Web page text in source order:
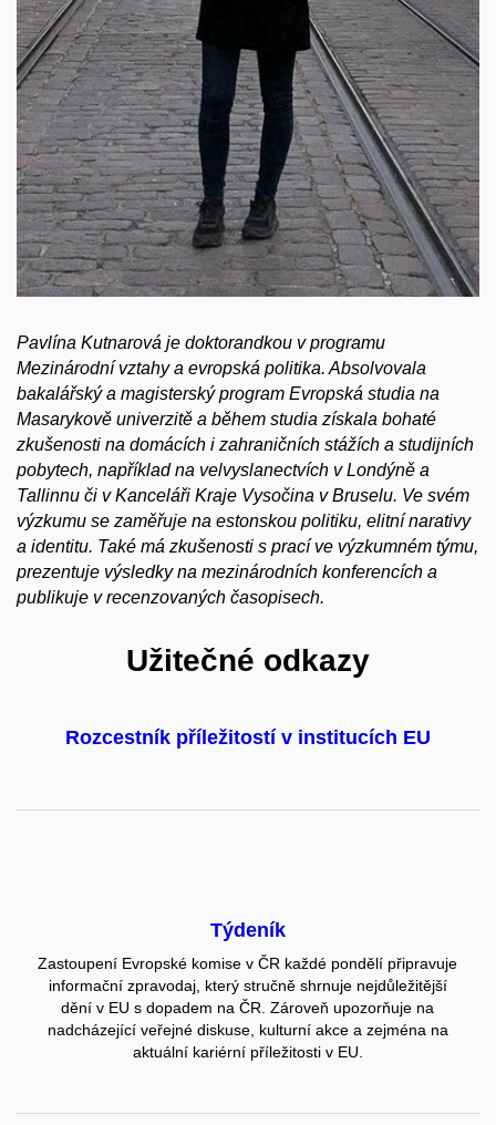
Pavlína Kutnarová je doktorandkou v programu
Mezinárodní vztahy a evropská politika. Absolvovala
bakalářský a magisterský program Evropská studia na
Masarykově univerzitě a během studia získala bohaté
zkušenosti na domácích i zahraničních stážích a studijních
pobytech, například na velvyslanectvích v Londýně a
Tallinnu či v Kanceláři Kraje Vysočina v Bruselu. Ve svém
výzkumu se zaměřuje na estonskou politiku, elitní narativy
a identitu. Také má zkušenosti s prací ve výzkumném týmu,
prezentuje výsledky na mezinárodních konferencích a
publikuje v recenzovaných časopisech.
Užitečné odkazy
Rozcestník příležitostí v institucích EU
Týdeník
Zastoupení Evropské komise v ČR každé pondělí připravuje
informační zpravodaj, který stručně shrnuje nejdůležitější
dění v EU s dopadem na ČR. Zároveň upozorňuje na
nadcházející veřejné diskuse, kulturní akce a zejména na
aktuální kariérní příležitosti v EU.